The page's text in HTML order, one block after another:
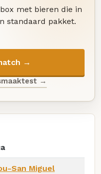
met bieren die in
standaard pakket.
→
→
San Miguel